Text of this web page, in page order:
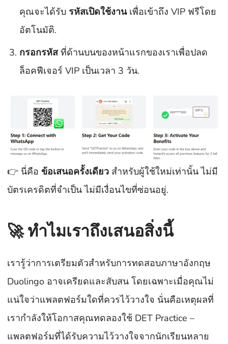
คุณจะได้รับ รหัสเปิดใช้งานเพื่อเข้าถึง VIP ฟรีโดย
อัตโนมัติ.
กรอกรหัสที่ด้านบนของหน้าแรกของเราเพื่อปลด
ล็อคฟีเจอร์ VIP เป็นเวลา 3 วัน.
👉 นี่คือ ข้อเสนอครั้งเดียว สำหรับผู้ใช้ใหม่เท่านั้น ไม่มี
บัตรเครดิตที่จำเป็น ไม่มีเงื่อนไขที่ซ่อนอยู่.
🚀 ทำไมเราถึงเสนอสิ่งนี้
เรารู้ว่าการเตรียมตัวสำหรับการทดสอบภาษาอังกฤษ
Duolingo อาจเครียดและสับสน โดยเฉพาะเมื่อคุณไม่
แน่ใจว่าแพลตฟอร์มใดที่ควรไว้วางใจ นั่นคือเหตุผลที่
เรากำลังให้โอกาสคุณทดลองใช้ DET Practice –
แพลตฟอร์มที่ได้รับความไว้วางใจจากนักเรียนหลาย